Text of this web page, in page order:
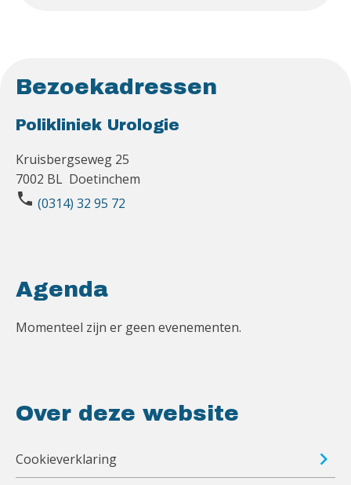
Bezoekadressen
Polikliniek Urologie
Kruisbergseweg 25
7002 BL Doetinchem
phone (0314) 32 95 72
Agenda
Momenteel zijn er geen evenementen.
Over deze website
Cookieverklaring